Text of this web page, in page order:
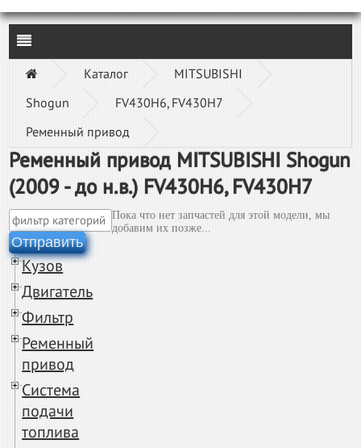
Каталог
MITSUBISHI
Shogun
FV430H6, FV430H7
Ременный привод
Ременный привод MITSUBISHI Shogun
(2009 - до н.в.) FV430H6, FV430H7
Отправить
Кузов
Двигатель
Фильтр
Ременный
привод
Система
подачи
топлива
Пока что нет запчастей для этой модели, мы
добавим их позже...